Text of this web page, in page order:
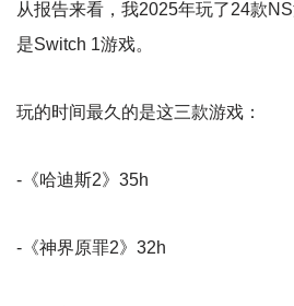
从报告来看，我2025年玩了24款
是Switch 1游戏。
玩的时间最久的是这三款游戏：
-《哈迪斯2》35h
-《神界原罪2》32h